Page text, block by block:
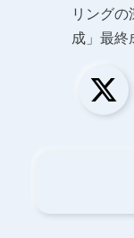
リング
成」最